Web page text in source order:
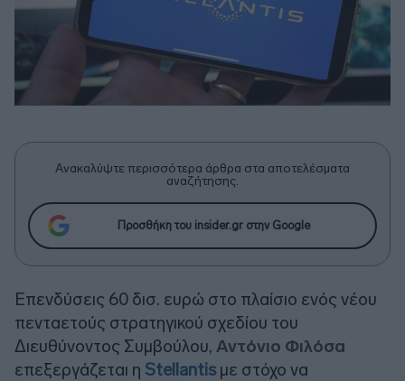
Ανακαλύψτε περισσότερα άρθρα στα αποτελέσματα
αναζήτησης.
Προσθήκη του insider.gr στην Google
Eπενδύσεις 60 δισ. ευρώ στο πλαίσιο ενός νέου
πενταετούς στρατηγικού σχεδίου του
Διευθύνοντος Συμβούλου, Αντόνιο Φιλόσα
επεξεργάζεται η Stellantisμε στόχο να